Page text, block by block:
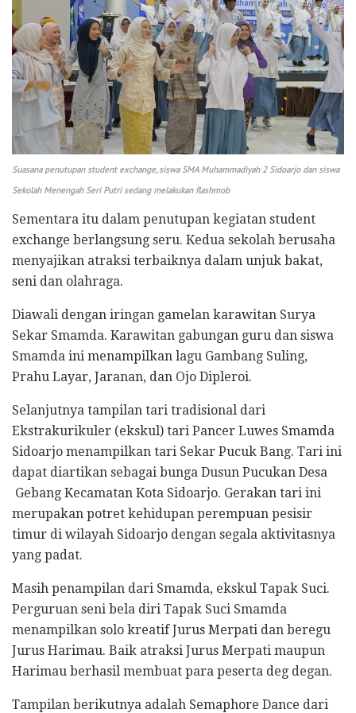
Suasana penutupan student exchange, siswa SMA Muhammadiyah 2 Sidoarjo dan siswa
Sekolah Menengah Seri Putri sedang melakukan flashmob
Sementara itu dalam penutupan kegiatan student
exchange berlangsung seru. Kedua sekolah berusaha
menyajikan atraksi terbaiknya dalam unjuk bakat,
seni dan olahraga.
Diawali dengan iringan gamelan karawitan Surya
Sekar Smamda. Karawitan gabungan guru dan siswa
Smamda ini menampilkan lagu Gambang Suling,
Prahu Layar, Jaranan, dan Ojo Dipleroi.
Selanjutnya tampilan tari tradisional dari
Ekstrakurikuler (ekskul) tari Pancer Luwes Smamda
Sidoarjo menampilkan tari Sekar Pucuk Bang. Tari ini
dapat diartikan sebagai bunga Dusun Pucukan Desa
Gebang Kecamatan Kota Sidoarjo. Gerakan tari ini
merupakan potret kehidupan perempuan pesisir
timur di wilayah Sidoarjo dengan segala aktivitasnya
yang padat.
Masih penampilan dari Smamda, ekskul Tapak Suci.
Perguruan seni bela diri Tapak Suci Smamda
menampilkan solo kreatif Jurus Merpati dan beregu
Jurus Harimau. Baik atraksi Jurus Merpati maupun
Harimau berhasil membuat para peserta deg degan.
Tampilan berikutnya adalah Semaphore Dance dari